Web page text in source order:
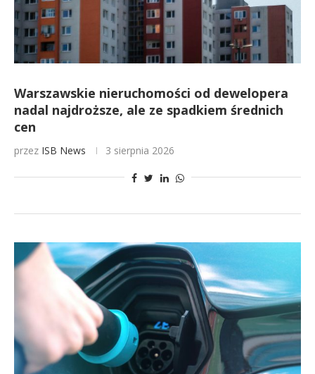
Warszawskie nieruchomości od dewelopera
nadal najdroższe, ale ze spadkiem średnich
cen
przez ISB News 3 sierpnia 2026